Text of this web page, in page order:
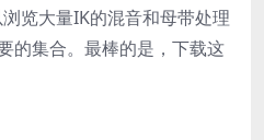
览大量IK的混音和母带处理
的集合。最棒的是，下载这